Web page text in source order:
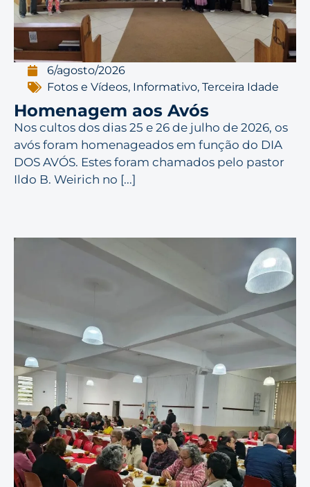
6/agosto/2026
Fotos e Vídeos, Informativo,Terceira Idade
Homenagem aos Avós
Nos cultos dos dias 25 e 26 de julho de 2026, os
avós foram homenageados em função do DIA
DOS AVÓS. Estes foram chamados pelo pastor
Ildo B. Weirich no [...]